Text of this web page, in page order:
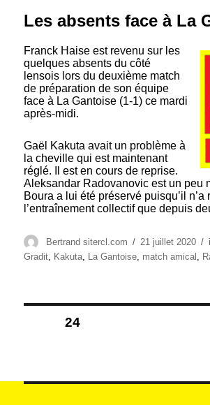
Les absents face à La
Franck Haise est revenu sur les
quelques absents du côté
lensois lors du deuxième match
de préparation de son équipe
face à La Gantoise (1-1) ce mardi
après-midi.
Gaël Kakuta avait un problème à
la cheville qui est maintenant
réglé. Il est en cours de reprise.
Aleksandar Radovanovic est un peu
Boura a lui été préservé puisqu’il n’a
l’entraînement collectif que depuis
Auteur
Bertrand sitercl.com
Publié
le
21 juillet 2020
Gradit
Kakuta La Gantoise match amical
Pagination
PAGE24